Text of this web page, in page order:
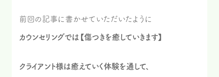
前回の記事に書かせていただいたように
カウンセリングでは【傷つきを癒していきます】
クライアント様は癒えていく体験を通して、